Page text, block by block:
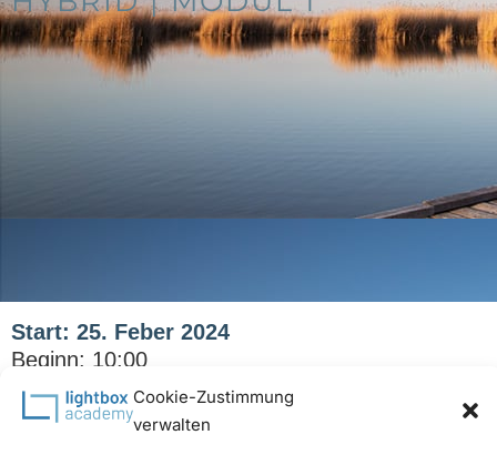
Cookie-Zustimmung
verwalten
Start: 25. Feber 2024
Beginn: 10:00
Ende: 23. Juni 2024
Teilnehmer: 6-8
Preis: